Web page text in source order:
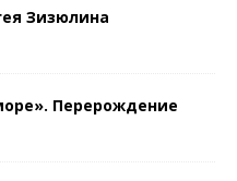
Зизюлина
Перерождение